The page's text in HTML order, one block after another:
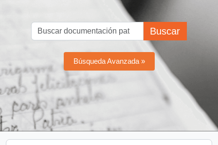
Buscar
Búsqueda Avanzada »